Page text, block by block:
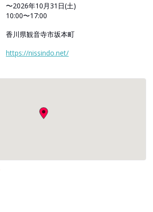
〜2026年10月31日(土)
10:00〜17:00
香川県観音寺市坂本町
https://nissindo.net/